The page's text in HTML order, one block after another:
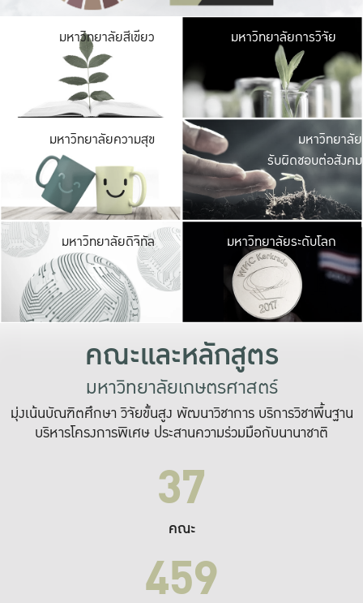
มหาวิทยาลัยสีเขียว มหาวิ
มีพื้นที่เขียวสดใส
เป็นป่าในเมือง เกษต
มหาวิทยาลัยการวิจัย
มหาวิทยาลัยความสุข มหาวิ
ค
เปิดประ
และพบเรื่องราวใ
มหาวิทยาลัย
รับผิดชอบต่อสังคม
มหาวิทยาลัยดิจิทัล มหาวิ
เปลี่ยนแปลง แล
เพื่อทำง
ระบบสารสนเทศ
มหาวิทยาลัยระดับโลก
คณะและหลักสูตร
มหาวิทยาลัยเกษตรศาสตร์
มุ่งเน้นบัณฑิตศึกษา วิจัยขั้นสูง พัฒนาวิชาการ บริการวิชาพื้นฐาน
บริหารโครงการพิเศษ ประสานความร่วมมือกับนานาชาติ
37
คณะ
459